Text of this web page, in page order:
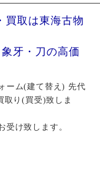
買取は東海古物
牙・刀の高価
ーム(建て替え) 先代
取り(買受)致しま
受け致します。